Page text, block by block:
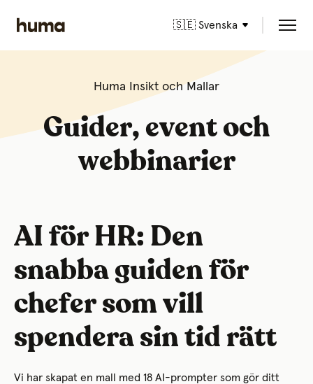
🇸🇪 Svenska
Huma Insikt och Mallar
Guider, event och
webbinarier
AI för HR: Den
snabba guiden för
chefer som vill
spendera sin tid rätt
Vi har skapat en mall med 18 AI-prompter som gör ditt